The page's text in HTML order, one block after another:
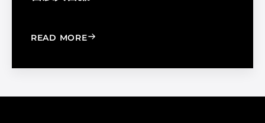
READ MORE: WINDOW FILM VS. WINDOW